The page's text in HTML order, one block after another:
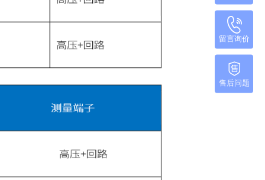
留言询价
售后问题